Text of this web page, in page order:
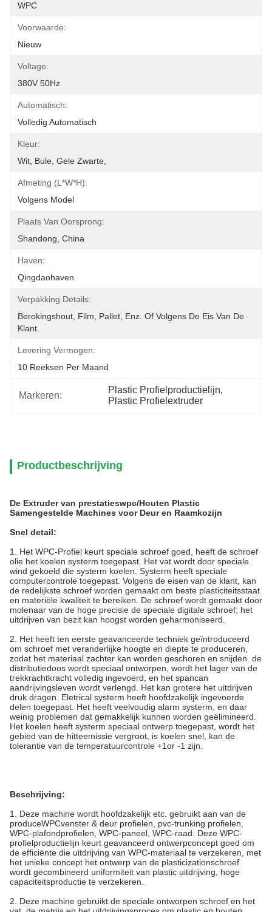
WPC
Voorwaarde:
Nieuw
Voltage:
380V 50Hz
Automatisch:
Volledig Automatisch
Kleur:
Wit, Bule, Gele Zwarte,
Afmeting (l*w*h):
Volgens Model
Plaats Van Oorsprong:
Shandong, China
Haven:
Qingdaohaven
Verpakking Details:
Berokingshout, Film, Pallet, Enz. Of Volgens De Eis Van De
Klant.
Levering Vermogen:
10 Reeksen Per Maand
Markeren:
Plastic Profielproductielijn,
Plastic Profielextruder
Productbeschrijving
De Extruder van prestatieswpc/Houten Plastic
Samengestelde Machines voor Deur en Raamkozijn
Snel detail:
1. Het WPC-Profiel keurt speciale schroef goed, heeft de schroef
olie het koelen systerm toegepast. Het vat wordt door speciale
wind gekoeld die systerm koelen. Systerm heeft speciale
computercontrole toegepast. Volgens de eisen van de klant, kan
de redelijkste schroef worden gemaakt om beste plasticiteitsstaat
en materiële kwaliteit te bereiken. De schroef wordt gemaakt door
molenaar van de hoge precisie de speciale digitale schroef; het
uitdrijven van bezit kan hoogst worden geharmoniseerd.
2. Het heeft ten eerste geavanceerde techniek geïntroduceerd
om schroef met veranderlijke hoogte en diepte te produceren,
zodat het materiaal zachter kan worden geschoren en snijden. de
distributiedoos wordt speciaal ontworpen, wordt het lager van de
trekkrachtkracht volledig ingevoerd, en het spancan
aandrijvingsleven wordt verlengd. Het kan grotere het uitdrijven
druk dragen. Eletrical systerm heeft hoofdzakelijk ingevoerde
delen toegepast. Het heeft veelvoudig alarm systerm, en daar
weinig problemen dat gemakkelijk kunnen worden geëlimineerd.
Het koelen heeft systerm speciaal ontwerp toegepast, wordt het
gebied van de hitteemissie vergroot, is koelen snel, kan de
tolerantie van de temperatuurcontrole +1or -1 zijn.
Beschrijving:
1. Deze machine wordt hoofdzakelijk etc. gebruikt aan van de
produceWPCvenster & deur profielen, pvc-trunking profielen,
WPC-plafondprofielen, WPC-paneel, WPC-raad. Deze WPC-
profielproductielijn keurt geavanceerd ontwerpconcept goed om
de efficiënte die uitdrijving van WPC-materiaal te verzekeren, met
het unieke concept het ontwerp van de plasticizationschroef
wordt gecombineerd uniformiteit van plastic uitdrijving, hoge
capaciteitsproductie te verzekeren.
2. Deze machine gebruikt de speciale ontworpen schroef en het